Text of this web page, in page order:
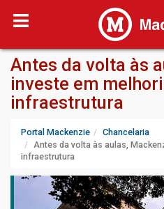
Antes da volta às
investe em
infraestrutura
Portal Mackenzie
Chancelaria
Antes da volta às aulas,
infraestrutura